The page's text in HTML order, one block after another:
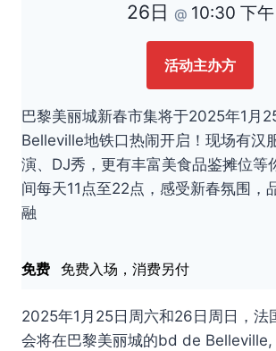
26日
@ 10:30 下午
活动主办方
巴黎美丽城新春市集将于2025年1月
Belleville地铁口热闹开启！现场有汉
演、DJ秀，更有丰富美食品鉴摊位等
间每天11点至22点，感受新春氛围，
融
免费 免费入场，消费另付
2025年1月25日周六和26日周日，法
会将在巴黎美丽城的bd de